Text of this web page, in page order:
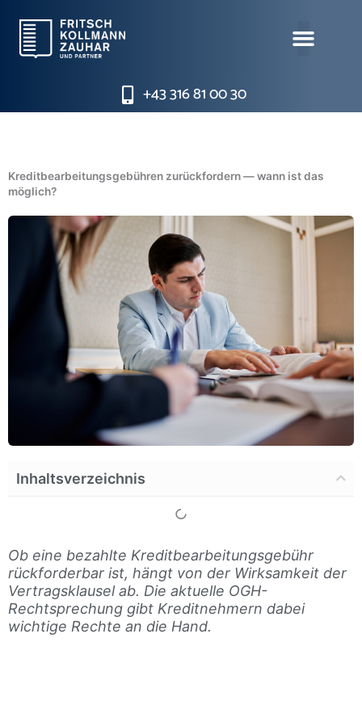
Inhalt
springen
+43 316 81 00 30
Kreditbearbeitungsgebühren zurückfordern — wann ist das
möglich?
Inhaltsverzeichnis
Ob eine bezahlte Kreditbearbeitungsgebühr
rückforderbar ist, hängt von der Wirksamkeit der
Vertragsklausel ab. Die aktuelle OGH-
Rechtsprechung gibt Kreditnehmern dabei
wichtige Rechte an die Hand.